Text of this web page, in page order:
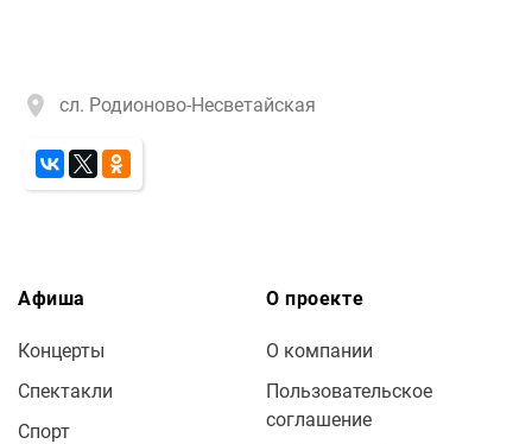
сл. Родионово-Несветайская
Афиша
Концерты
Спектакли
Спорт
О проекте
О компании
Пользовательское
соглашение